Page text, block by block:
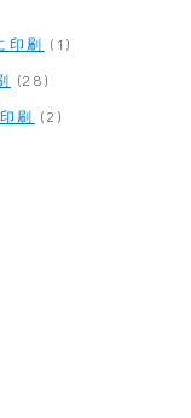
印刷 (1)
(28)
刷 (2)